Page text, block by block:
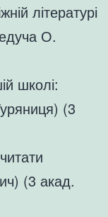
літературі
О.
школі:
(3
(3 акад.